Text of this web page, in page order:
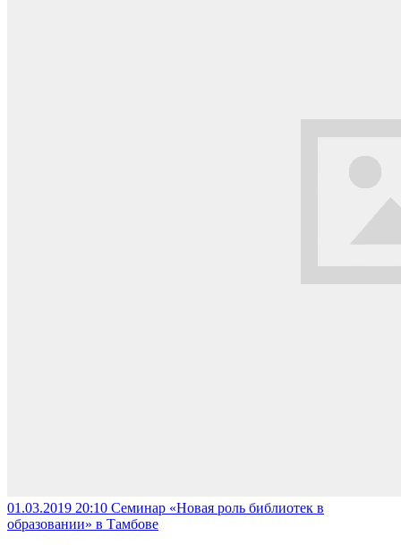
01.03.2019 20:10 Семинар «Новая роль библиотек в
образовании» в Тамбове